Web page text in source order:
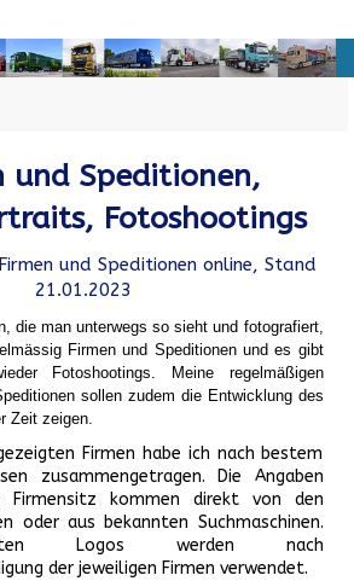
und Speditionen,
Fotoshootings
Firmen und Speditionen online, Stand
21.01.2023
die man unterwegs so sieht und fotografiert,
Firmen und Speditionen und es gibt
Fotoshootings.
Meine regelmäßigen
sollen zudem die Entwicklung des
Zeit zeigen.
Firmen habe ich nach bestem
zusammengetragen. Die Angaben
Firmensitz kommen direkt von den
oder aus bekannten Suchmaschinen.
Logos werden nach
der jeweiligen Firmen verwendet.